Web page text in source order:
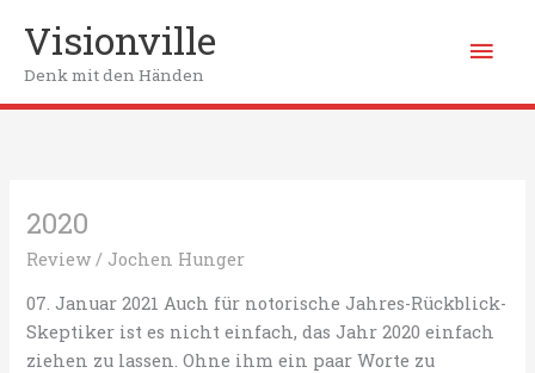
Inhalt
springen
Visionville
Denk mit den Händen
2020
Review / Jochen Hunger
07. Januar 2021 Auch für notorische Jahres-Rückblick-
Skeptiker ist es nicht einfach, das Jahr 2020 einfach
ziehen zu lassen. Ohne ihm ein paar Worte zu